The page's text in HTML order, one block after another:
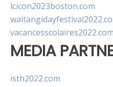
lcicon2023boston.com
vacancesscolaires2022.com
MEDIA
isth2022.com